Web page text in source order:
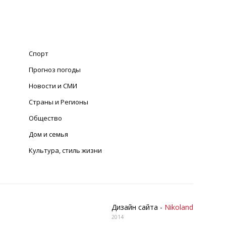
Спорт
Прогноз погоды
Новости и СМИ
Страны и Регионы
Общество
Дом и семья
Культура, стиль жизни
Дизайн сайта - Nikoland
2014